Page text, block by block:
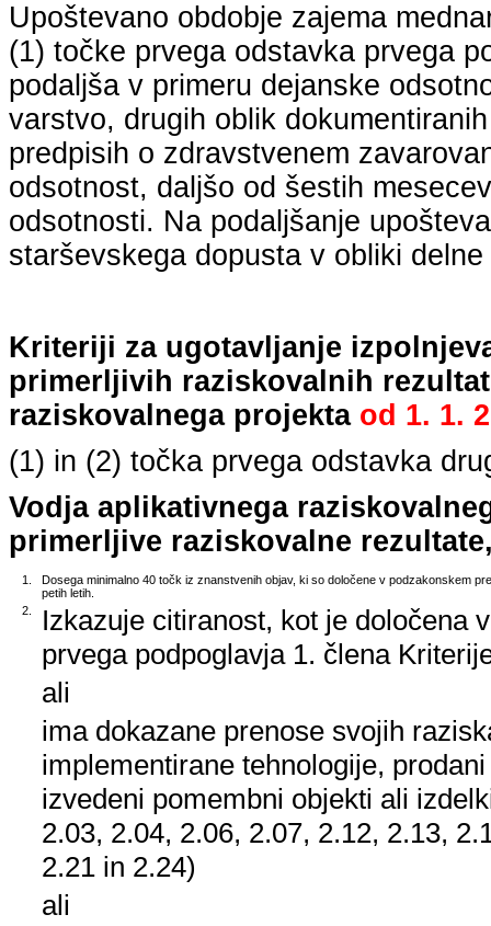
Upoštevano obdobje zajema
(1) točke prvega odstavka prvega
podaljša v primeru dejanske
varstvo, drugih oblik
predpisih o zdravstvenem
odsotnost, daljšo od šestih
odsotnosti. Na podaljšanje
starševskega dopusta v obliki
Kriteriji za ugotavljanje
primerljivih raziskovalnih
raziskovalnega projekta od 1. 1.
(1) in (2) točka prvega odstavka
Vodja aplikativnega
primerljive raziskovalne
1.
Dosega minimalno 40 točk iz znanstvenih objav, ki so določene v podzakonskem
petih letih.
2.
Izkazuje citiranost, kot je določena
prvega podpoglavja 1. člena
ali
ima dokazane prenose svojih
implementirane tehnologije,
izvedeni pomembni objekti ali
2.03, 2.04, 2.06, 2.07, 2.12, 2.13,
2.21 in 2.24)
ali